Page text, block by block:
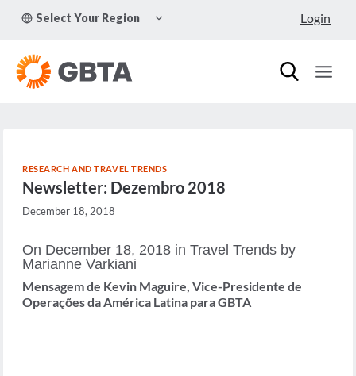
Select Your Region
CHILD
Login
RESEARCH AND TRAVEL TRENDS
Newsletter: Dezembro 2018
December 18, 2018
On December 18, 2018 in Travel Trends by
Marianne Varkiani
Mensagem de Kevin Maguire, Vice-Presidente de
Operações da América Latina para GBTA